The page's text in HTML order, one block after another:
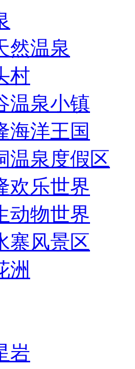
然温泉
村
温泉小镇
海洋王国
温泉度假区
欢乐世界
动物世界
寨风景区
洲
岩